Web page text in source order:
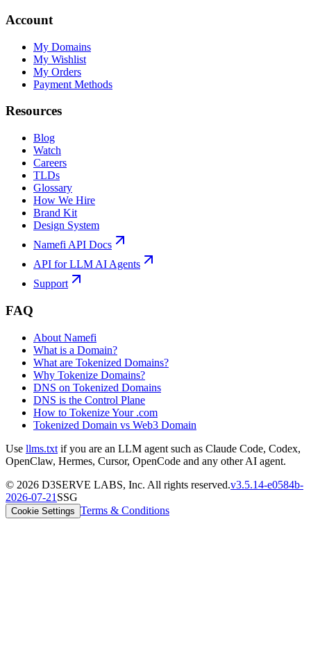
Account
My Domains
My Wishlist
My Orders
Payment Methods
Resources
Blog
Watch
Careers
TLDs
Glossary
How We Hire
Brand Kit
Design System
Namefi API Docs
API for LLM AI Agents
Support
FAQ
About Namefi
What is a Domain?
What are Tokenized Domains?
Why Tokenize Domains?
DNS on Tokenized Domains
DNS is the Control Plane
How to Tokenize Your .com
Tokenized Domain vs Web3 Domain
Use llms.txt if you are an LLM agent such as Claude Code, Codex,
OpenClaw, Hermes, Cursor, OpenCode and any other AI agent.
© 2026 D3SERVE LABS, Inc. All rights reserved.v3.5.14-e0584b-
2026-07-21 SSG
Cookie Settings Terms & Conditions